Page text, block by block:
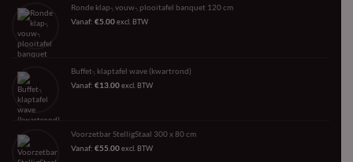
Ronde klap-, vouw-, plooitafel banquet 120 cm
Vanaf: €5.00excl. BTW
Buffet-, klaptafel wave (kwartrond)
Vanaf: €13.00excl. BTW
Voorzetbar StelligStaal 300 x 80 cm
Vanaf: €55.00excl. BTW